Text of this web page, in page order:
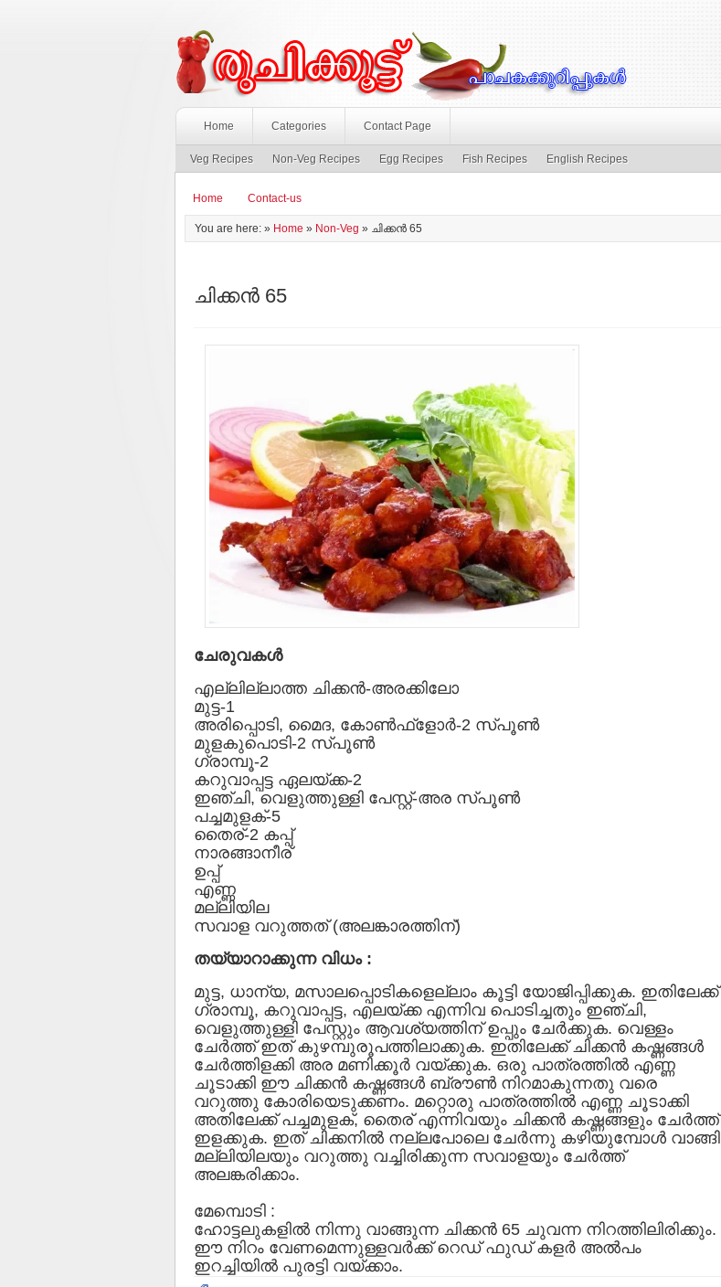
Home Categories Contact Page
Veg Recipes Non-Veg Recipes Egg Recipes Fish Recipes English Recipes
Home Contact-us
You are here: » Home » Non-Veg » ചിക്കന്‍ 65
ചിക്കന്‍ 65
ചേരുവകള്‍
എല്ലില്ലാത്ത ചിക്കന്‍-അരക്കിലോ
മുട്ട-1
അരിപ്പൊടി, മൈദ, കോണ്‍ഫ്‌ളോര്‍-2 സ്പൂണ്‍
മുളകുപൊടി-2 സ്പൂണ്‍
ഗ്രാമ്പൂ-2
കറുവാപ്പട്ട ഏലയ്ക്ക-2
ഇഞ്ചി, വെളുത്തുള്ളി പേസ്റ്റ്-അര സ്പൂണ്‍
പച്ചമുളക്-5
തൈര്-2 കപ്പ്
നാരങ്ങാനീര്
ഉപ്പ്
എണ്ണ
മല്ലിയില
സവാള വറുത്തത് (അലങ്കാരത്തിന്)
തയ്യാറാക്കുന്ന വിധം :
മുട്ട, ധാന്യ, മസാലപ്പൊടികളെല്ലാം കൂട്ടി യോജിപ്പിക്കുക. ഇതിലേക്ക്
ഗ്രാമ്പൂ, കറുവാപ്പട്ട, എലയ്ക്ക എന്നിവ പൊടിച്ചതും ഇഞ്ചി,
വെളുത്തുള്ളി പേസ്റ്റും ആവശ്യത്തിന് ഉപ്പും ചേര്‍ക്കുക. വെള്ളം
ചേര്‍ത്ത് ഇത് കുഴമ്പുരൂപത്തിലാക്കുക. ഇതിലേക്ക് ചിക്കന്‍ കഷ്ണങ്ങള്‍
ചേര്‍ത്തിളക്കി അര മണിക്കൂര്‍ വയ്ക്കുക. ഒരു പാത്രത്തില്‍ എണ്ണ
ചൂടാക്കി ഈ ചിക്കന്‍ കഷ്ണങ്ങള്‍ ബ്രൗണ്‍ നിറമാകുന്നതു വരെ
വറുത്തു കോരിയെടുക്കണം. മറ്റൊരു പാത്രത്തില്‍ എണ്ണ ചൂടാക്കി
അതിലേക്ക് പച്ചമുളക്, തൈര് എന്നിവയും ചിക്കന്‍ കഷ്ണങ്ങളും ചേര്‍ത്ത്
ഇളക്കുക. ഇത് ചിക്കനില്‍ നല്ലപോലെ ചേര്‍ന്നു കഴിയുമ്പോള്‍ വാങ്ങി
മല്ലിയിലയും വറുത്തു വച്ചിരിക്കുന്ന സവാളയും ചേര്‍ത്ത്
അലങ്കരിക്കാം.
മേമ്പൊടി :
ഹോട്ടലുകളില്‍ നിന്നു വാങ്ങുന്ന ചിക്കന്‍ 65 ചുവന്ന നിറത്തിലിരിക്കും.
ഈ നിറം വേണമെന്നുള്ളവര്‍ക്ക് റെഡ് ഫുഡ് കളര്‍ അല്‍പം
ഇറച്ചിയില്‍ പുരട്ടി വയ്ക്കാം.